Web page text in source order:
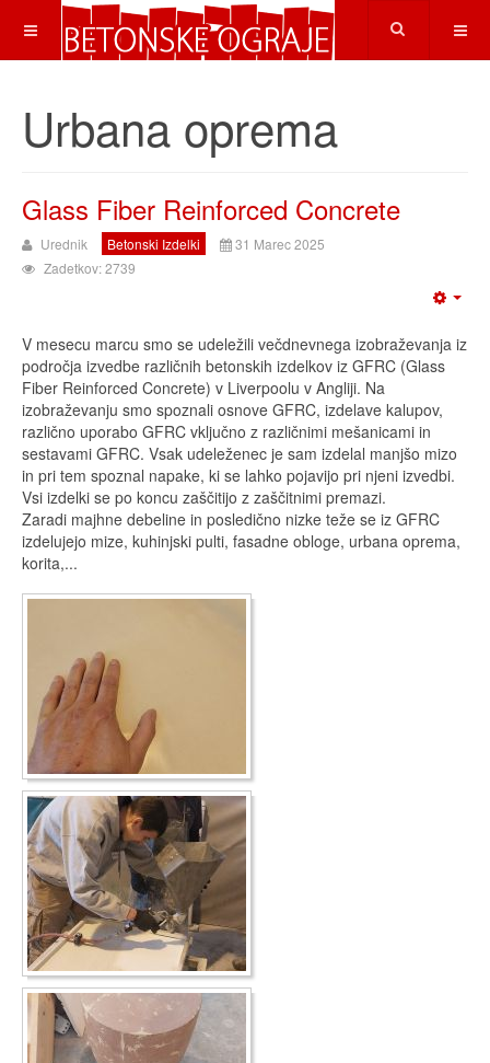
Urbana oprema
Glass Fiber Reinforced Concrete
Urednik Betonski Izdelki
31 Marec 2025
Zadetkov: 2739
V mesecu marcu smo se udeležili večdnevnega izobraževanja iz
področja izvedbe različnih betonskih izdelkov iz GFRC (Glass
Fiber Reinforced Concrete) v Liverpoolu v Angliji. Na
izobraževanju smo spoznali osnove GFRC, izdelave kalupov,
različno uporabo GFRC vključno z različnimi mešanicami in
sestavami GFRC. Vsak udeleženec je sam izdelal manjšo mizo
in pri tem spoznal napake, ki se lahko pojavijo pri njeni izvedbi.
Vsi izdelki se po koncu zaščitijo z zaščitnimi premazi.
Zaradi majhne debeline in posledično nizke teže se iz GFRC
izdelujejo mize, kuhinjski pulti, fasadne obloge, urbana oprema,
korita,...